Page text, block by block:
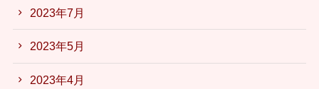
2023年7月
2023年5月
2023年4月